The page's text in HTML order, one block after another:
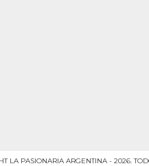
LA PASIONARIA ARGENTINA - 2026.